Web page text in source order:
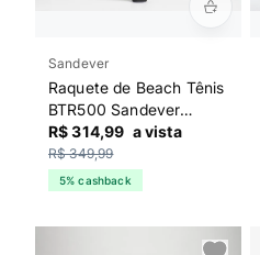
Sandever
Raquete de Beach Tênis
BTR500 Sandever
Laranja
R$ 314,99 a vista
R$ 349,99
5% cashback